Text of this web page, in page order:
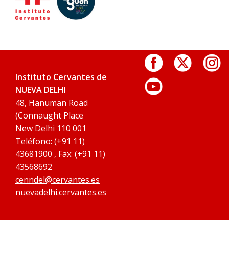
Instituto Cervantes de
NUEVA DELHI
48, Hanuman Road
(Connaught Place
New Delhi 110 001
Teléfono: (+91 11)
43681900 , Fax: (+91 11)
43568692
cenndel@cervantes.es
nuevadelhi.cervantes.es